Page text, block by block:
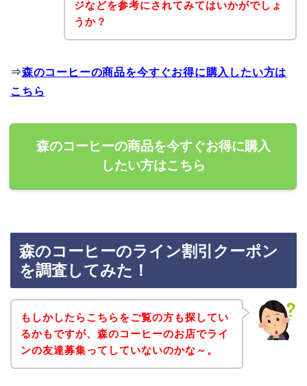
ジなどを参考にされてみてはいかがでしょ
うか？
⇒森のコーヒーの商品を今すぐお得に購入したい方は
こちら
森のコーヒーの商品を今すぐお得に購入
したい方はこちら
森のコーヒーのライン割引クーポン
を調査してみた！
もしかしたらこちらをご覧の方も探してい
るかもですが、森のコーヒーのお店でライ
ンの友達募集ってしていないのかな～。